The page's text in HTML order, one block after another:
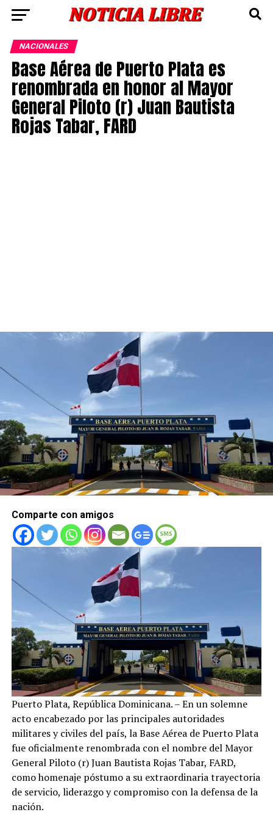
NACIONALES
Base Aérea de Puerto Plata es
renombrada en honor al Mayor
General Piloto (r) Juan Bautista
Rojas Tabar, FARD
Comparte con amigos
Puerto Plata, República Dominicana. – En un solemne
acto encabezado por las principales autoridades
militares y civiles del país, la Base Aérea de Puerto Plata
fue oficialmente renombrada con el nombre del Mayor
General Piloto (r) Juan Bautista Rojas Tabar, FARD,
como homenaje póstumo a su extraordinaria trayectoria
de servicio, liderazgo y compromiso con la defensa de la
nación.